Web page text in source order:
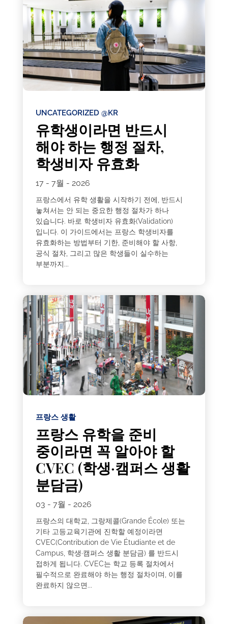
UNCATEGORIZED @KR
유학생이라면 반드시
해야 하는 행정 절차,
학생비자 유효화
17 - 7월 - 2026
프랑스에서 유학 생활을 시작하기 전에, 반드시
놓쳐서는 안 되는 중요한 행정 절차가 하나
있습니다. 바로 학생비자 유효화(Validation)
입니다. 이 가이드에서는 프랑스 학생비자를
유효화하는 방법부터 기한, 준비해야 할 사항,
공식 절차, 그리고 많은 학생들이 실수하는
부분까지...
프랑스 생활
프랑스 유학을 준비
중이라면 꼭 알아야 할
CVEC (학생·캠퍼스 생활
분담금)
03 - 7월 - 2026
프랑스의 대학교, 그랑제콜(Grande École) 또는
기타 고등교육기관에 진학할 예정이라면
CVEC(Contribution de Vie Étudiante et de
Campus, 학생·캠퍼스 생활 분담금) 를 반드시
접하게 됩니다. CVEC는 학교 등록 절차에서
필수적으로 완료해야 하는 행정 절차이며, 이를
완료하지 않으면...